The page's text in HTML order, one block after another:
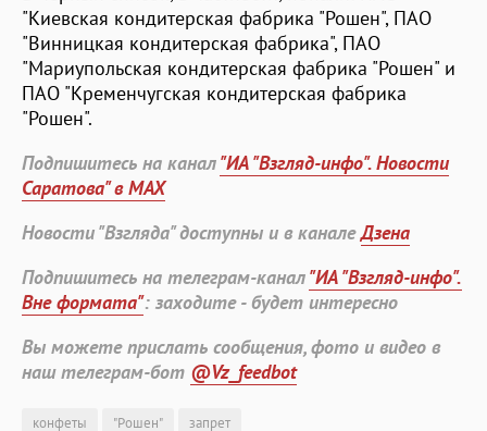
"Киевская кондитерская фабрика "Рошен", ПАО
"Винницкая кондитерская фабрика", ПАО
"Мариупольская кондитерская фабрика "Рошен" и
ПАО "Кременчугская кондитерская фабрика
"Рошен".
Подпишитесь на канал"ИА "Взгляд-инфо". Новости
Саратова" в MAX
Новости "Взгляда" доступны и в каналеДзена
Подпишитесь на телеграм-канал"ИА "Взгляд-инфо".
Вне формата": заходите - будет интересно
Вы можете прислать сообщения, фото и видео в
наш телеграм-бот @Vz_feedbot
конфеты "Рошен"
запрет